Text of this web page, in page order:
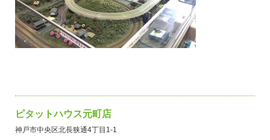
ピタットハウス元町店
神戸市中央区北長狭通4丁目1-1